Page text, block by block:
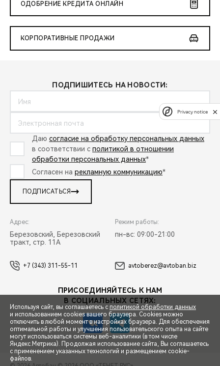
СПЕЦПРЕДЛОЖЕНИЯ
ОДОБРЕНИЕ КРЕДИТА ОНЛАЙН
КОРПОРАТИВНЫЕ ПРОДАЖИ
ПОДПИШИТЕСЬ НА НОВОСТИ:
Даю согласие на обработку персональных данных
в соответствии с политикой в отношении
обработки персональных данных*
Согласен на рекламную коммуникацию*
ПОДПИСАТЬСЯ
Адрес:
Березовский, Березовский
тракт, стр. 11А
Режим работы:
пн-вс: 09:00-21:00
+7 (343) 311-55-11 avtoberez@avtoban.biz
ПРИСОЕДИНЯЙТЕСЬ К НАМ
В СОЦИАЛЬНЫХ СЕТЯХ:
Используя сайт, вы соглашаетесь с политикой обработки данных
и использованием cookies вашего браузера. Cookies можно
отключить в любой момент в настройках браузера. Для обеспечения
оптимальной работы и улучшения пользовательского опыта на сайте
могут использоваться системы веб-аналитики (в том числе
Яндекс.Метрика). Продолжая использование сайта, Вы соглашаетесь
с применением указанных технологий и размещением cookie-
файлов.
Privacy notice